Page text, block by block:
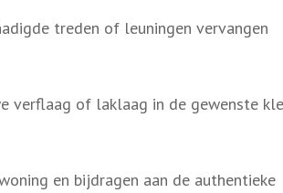
treden of leuningen vervangen
verflaag of laklaag in de gewenste
en bijdragen aan de authentieke